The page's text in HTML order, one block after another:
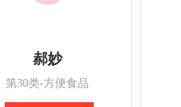
郝妙
第30类-方便食品